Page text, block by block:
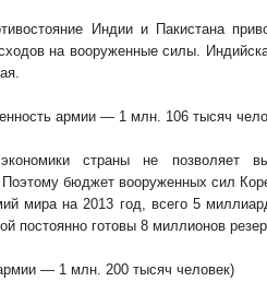
Индии и Пакистана
на вооруженные силы.
армии — 1 млн. 106 тысяч
экономики страны не позволяет
Поэтому бюджет вооруженных сил
мира на 2013 год, всего 5
постоянно готовы 8 миллионов
— 1 млн. 200 тысяч человек)